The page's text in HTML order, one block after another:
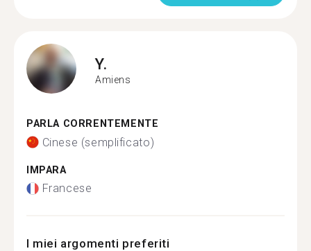
Y.
Amiens
PARLA CORRENTEMENTE
Cinese (semplificato)
IMPARA
Francese
I miei argomenti preferiti